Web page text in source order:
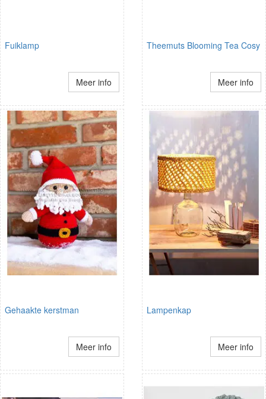
Fuiklamp
Meer info
Theemuts Blooming Tea Cosy
Meer info
Gehaakte kerstman
Meer info
Lampenkap
Meer info